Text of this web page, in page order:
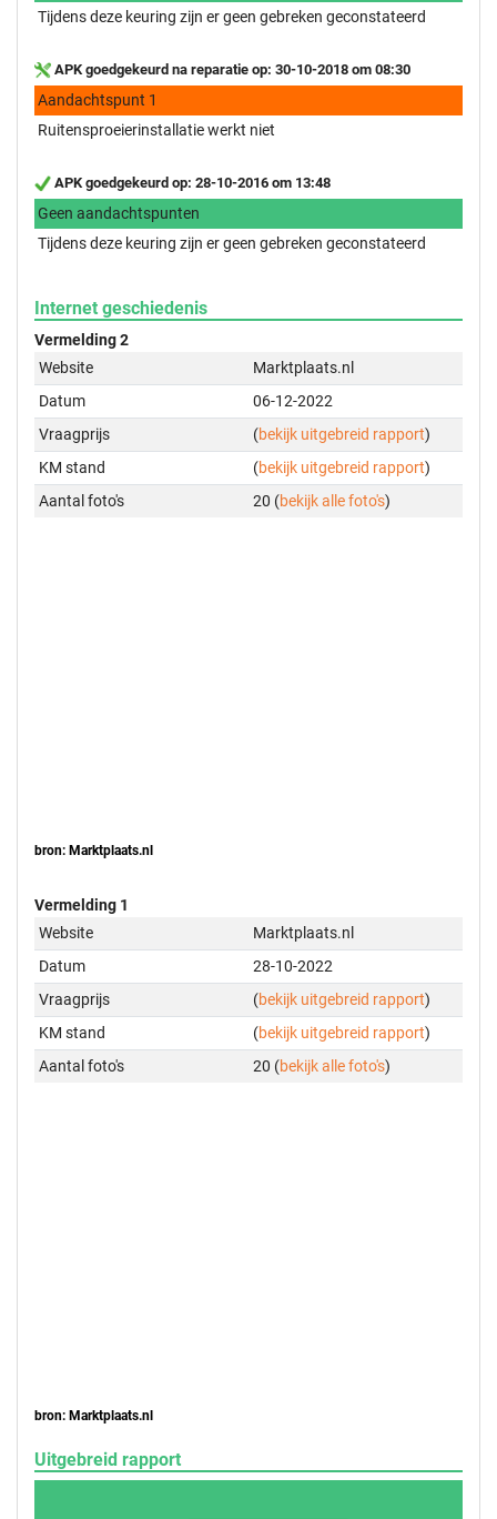
Tijdens deze keuring zijn er geen gebreken geconstateerd
APK goedgekeurd na reparatie op: 30-10-2018 om 08:30
Aandachtspunt 1
Ruitensproeierinstallatie werkt niet
APK goedgekeurd op: 28-10-2016 om 13:48
Geen aandachtspunten
Tijdens deze keuring zijn er geen gebreken geconstateerd
Internet geschiedenis
Vermelding 2
Website
Marktplaats.nl
Datum
06-12-2022
Vraagprijs
(bekijk uitgebreid rapport)
KM stand
(bekijk uitgebreid rapport)
Aantal foto's
20 (bekijk alle foto's)
bron: Marktplaats.nl
Vermelding 1
Website
Marktplaats.nl
Datum
28-10-2022
Vraagprijs
(bekijk uitgebreid rapport)
KM stand
(bekijk uitgebreid rapport)
Aantal foto's
20 (bekijk alle foto's)
bron: Marktplaats.nl
Uitgebreid rapport